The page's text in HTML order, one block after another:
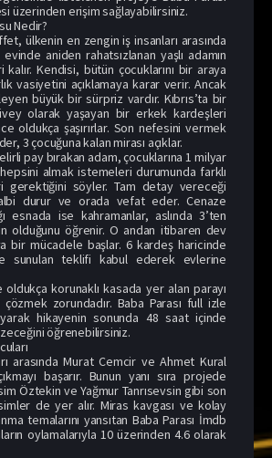
üzerinden erişim sağlayabilirsiniz.
Nedir?
ülkenin en zengin iş insanları arasında
aniden rahatsızlanan yaşlı adamın
kalır. Kendisi, bütün çocuklarını bir araya
vasiyetini açıklamaya karar verir. Ancak
büyük bir sürpriz vardır. Kıbrıs’ta bir
olarak yaşayan bir erkek kardeşleri
oldukça şaşırırlar. Son nefesini vermek
3 çocuğuna kalan mirası açıklar.
pay bırakan adam, çocuklarına 1 milyar
almak istemeleri durumunda farklı
gerektiğini söyler. Tam detay vereceği
durur ve orada vefat eder. Cenaze
esnada ise kahramanlar, aslında 3’ten
olduğunu öğrenir. O andan itibaren dev
bir mücadele başlar. 6 kardeş haricinde
sunulan teklifi kabul ederek evlerine
korunaklı kasada yer alan parayı
zorundadır. Baba Parası full izle
hikayenin sonunda 48 saat içinde
öğrenebilirsiniz.
arasında Murat Cemcir ve Ahmet Kural
başarır. Bunun yanı sıra projede
Öztekin ve Yağmur Tanrısevsin gibi son
de yer alır. Miras kavgası ve kolay
temalarını yansıtan Baba Parası İmdb
oylamalarıyla 10 üzerinden 4.6 olarak